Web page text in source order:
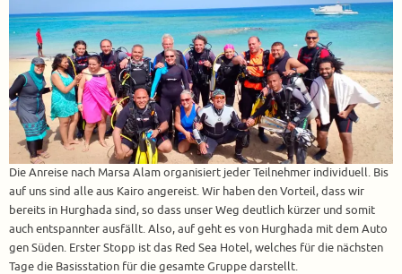
Die Anreise nach Marsa Alam organisiert jeder Teilnehmer individuell. Bis
auf uns sind alle aus Kairo angereist. Wir haben den Vorteil, dass wir
bereits in Hurghada sind, so dass unser Weg deutlich kürzer und somit
auch entspannter ausfällt. Also, auf geht es von Hurghada mit dem Auto
gen Süden. Erster Stopp ist das Red Sea Hotel, welches für die nächsten
Tage die Basisstation für die gesamte Gruppe darstellt.